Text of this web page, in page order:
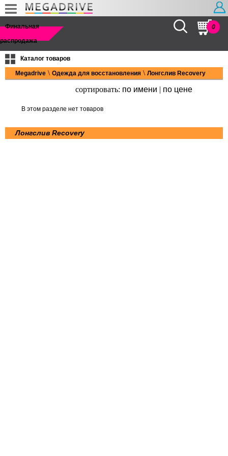
Финальная
распродажа
Найти 0
Каталог товаров
Megadrive \ Одежда для восстановления \ Лонгслив Recovery
сортировать: по имени | по цене
В этом разделе нет товаров
Лонгслив Recovery